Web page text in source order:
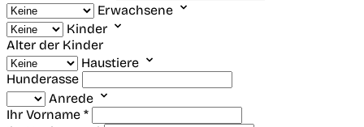
Erwachsene
Kinder
Alter der Kinder
Haustiere
Hunderasse
Anrede
Ihr Vorname *